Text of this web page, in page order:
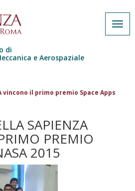
di
e Aerospaziale
vincono il primo premio Space Apps
SAPIENZA
PREMIO
2015